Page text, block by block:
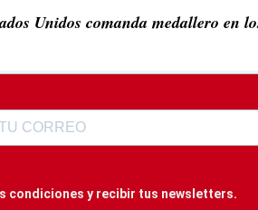
Unidos comanda medallero en
condiciones y recibir tus newsletters.